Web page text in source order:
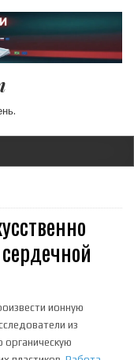
ионную
из
органическую